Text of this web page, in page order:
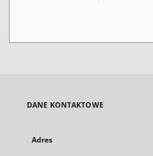
DANE KONTAKTOWE
Adres